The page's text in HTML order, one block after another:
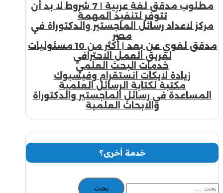
مطلوب مدقق لغة عربية | 7 شروط لا بد أن
تتوفر لتنفيذ المهمة
مركز لاعداد رسائل الماجستير والدكتوراة في
مصر
مدقق لغوي عن بعد | أكثر من 10 مسئوليات
لفريق العمل الاحترافي
خدمات البحث العلمي
زيادة لايكات انستقرام وفيسبوك
مكتبة لكتابة الرسائل العلمية
المساعدة في رسائل الماجستير والدكتوراة
والابحاث العلمية
خدمة أخرى؟
البحث